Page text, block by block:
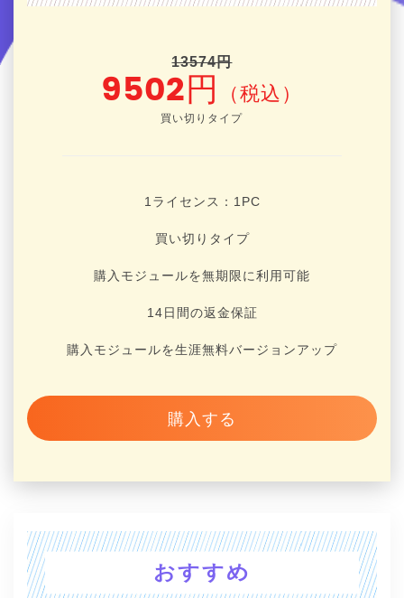
13574円
9502円 （税込）
買い切りタイプ
1ライセンス：1 PC
買い切りタイプ
購入モジュールを無期限に利用可能
14日間の返金保証
購入モジュールを生涯無料バージョンアップ
購入する
おすすめ